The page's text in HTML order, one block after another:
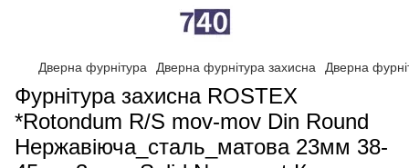
Дверна фурнітура Дверна фурнітура захисна Дверна
Фурнітура захисна ROSTEX
*Rotondum R/S mov-mov Din Round
Нержавіюча_сталь_матова 23мм 38-